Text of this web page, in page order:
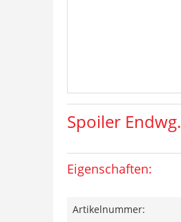
Spoiler Endwg.
Eigenschaften:
Artikelnummer: